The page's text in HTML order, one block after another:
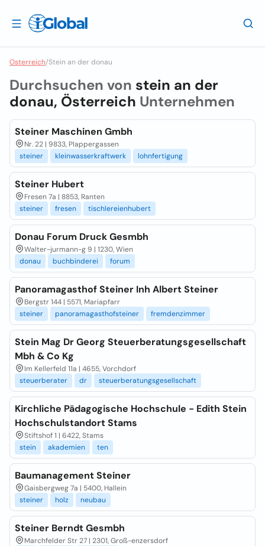
Osterreich/Stein an der donau
Durchsuchen von stein an der
donau, Österreich Unternehmen
Steiner Maschinen Gmbh
Nr. 22 | 9833, Plappergassen
steiner
kleinwasserkraftwerk lohnfertigung
Steiner Hubert
Fresen 7a | 8853, Ranten
steiner
fresen tischlereienhubert
Donau Forum Druck Gesmbh
Walter-jurmann-g 9 | 1230, Wien
donau
buchbinderei forum
Panoramagasthof Steiner Inh Albert Steiner
Bergstr 144 | 5571, Mariapfarr
steiner
panoramagasthofsteiner fremdenzimmer
Stein Mag Dr Georg Steuerberatungsgesellschaft
Mbh & Co Kg
Im Kellerfeld 11a | 4655, Vorchdorf
steuerberater
dr steuerberatungsgesellschaft
Kirchliche Pädagogische Hochschule - Edith Stein
Hochschulstandort Stams
Stiftshof 1 | 6422, Stams
stein
akademien ten
Baumanagement Steiner
Gaisbergweg 7a | 5400, Hallein
steiner
holz neubau
Steiner Berndt Gesmbh
Marchfelder Str 27 | 2301, Groß-enzersdorf